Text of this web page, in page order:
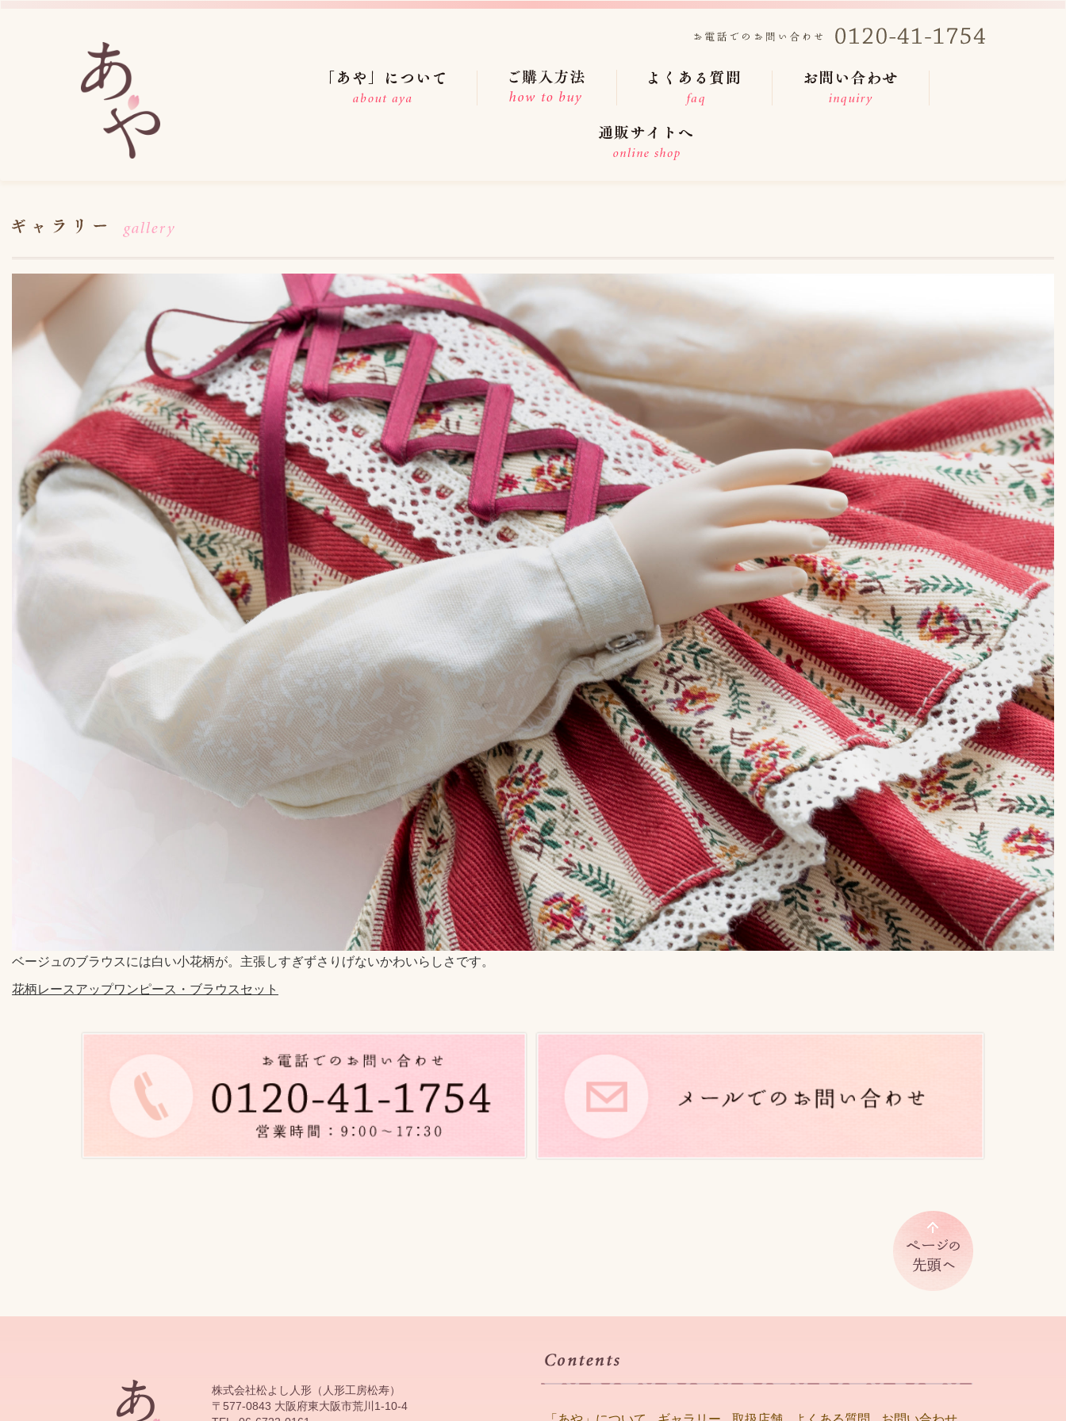
ベージュのブラウスには白い小花柄が。主張しすぎずさりげないかわいらしさです。
花柄レースアップワンピース・ブラウスセット
株式会社松よし人形（人形工房松寿）
〒577-0843 大阪府東大阪市荒川1-10-4